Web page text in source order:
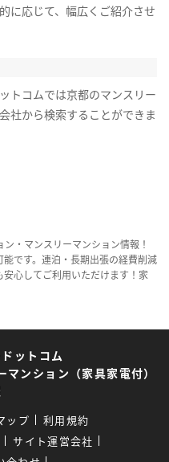
に応じて、幅広くご紹介させ
トコムでは京都のマンスリー
社から検索することができま
・マンスリーマンション情報！
です。連泊・長期出張の経費削減
心してご利用いただけます！家
ットコム
ンション（家具家電付）
ップ
利用規約
サイト運営会社